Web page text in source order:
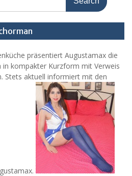
präsentiert Augustamax die
in kompakter Kurzform mit Verweis
Stets aktuell informiert mit den